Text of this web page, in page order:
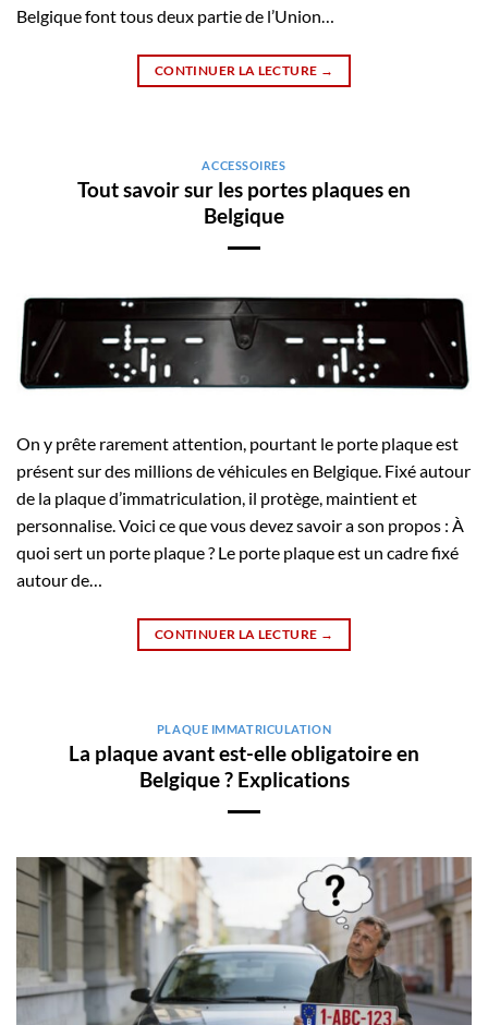
Belgique font tous deux partie de l’Union…
CONTINUER LA LECTURE →
ACCESSOIRES
Tout savoir sur les portes plaques en
Belgique
On y prête rarement attention, pourtant le porte plaque est
présent sur des millions de véhicules en Belgique. Fixé autour
de la plaque d’immatriculation, il protège, maintient et
personnalise. Voici ce que vous devez savoir a son propos : À
quoi sert un porte plaque ? Le porte plaque est un cadre fixé
autour de…
CONTINUER LA LECTURE →
PLAQUE IMMATRICULATION
La plaque avant est-elle obligatoire en
Belgique ? Explications